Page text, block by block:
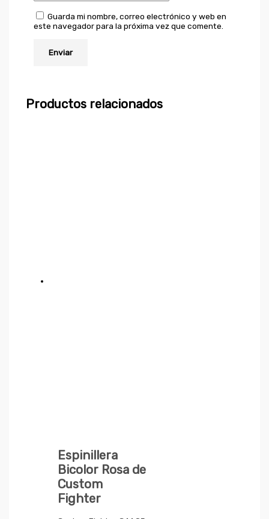
Guarda mi nombre, correo electrónico y web en
este navegador para la próxima vez que comente.
Productos relacionados
Espinillera
Bicolor Rosa de
Custom
Fighter